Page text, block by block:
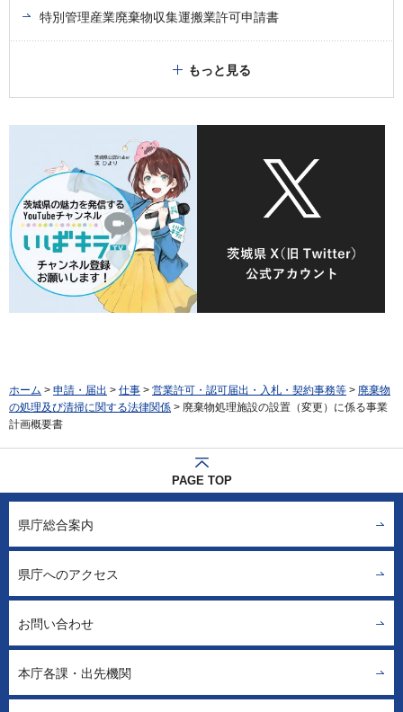
特別管理産業廃棄物収集運搬業許可申請書
もっと見る
ホーム > 申請・届出 > 仕事 > 営業許可・認可届出・入札・契約事務等 > 廃棄物
の処理及び清掃に関する法律関係 > 廃棄物処理施設の設置（変更）に係る事業
計画概要書
PAGE TOP
県庁総合案内
県庁へのアクセス
お問い合わせ
本庁各課・出先機関